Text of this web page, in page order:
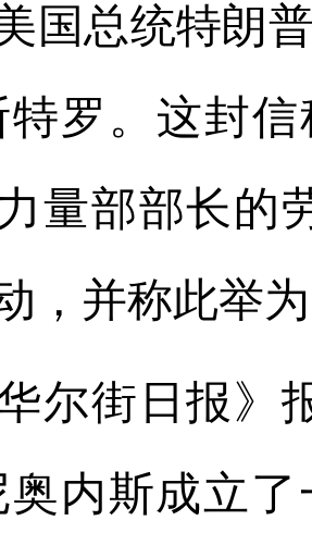
国总统特朗
特罗。这封
量部部长的
，并称此举
街日报》报
奥内斯成立